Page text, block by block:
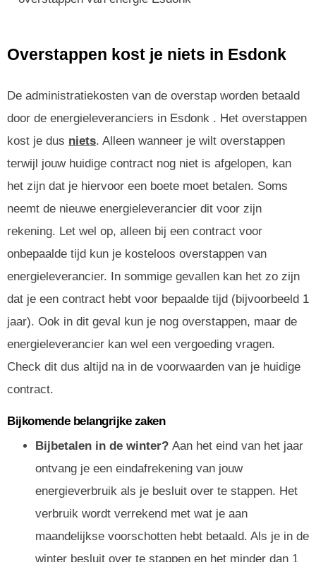
Overstappen kost je niets in Esdonk
De administratiekosten van de overstap worden betaald
door de energieleveranciers in Esdonk . Het overstappen
kost je dus niets. Alleen wanneer je wilt overstappen
terwijl jouw huidige contract nog niet is afgelopen, kan
het zijn dat je hiervoor een boete moet betalen. Soms
neemt de nieuwe energieleverancier dit voor zijn
rekening. Let wel op, alleen bij een contract voor
onbepaalde tijd kun je kosteloos overstappen van
energieleverancier. In sommige gevallen kan het zo zijn
dat je een contract hebt voor bepaalde tijd (bijvoorbeeld 1
jaar). Ook in dit geval kun je nog overstappen, maar de
energieleverancier kan wel een vergoeding vragen.
Check dit dus altijd na in de voorwaarden van je huidige
contract.
Bijkomende belangrijke zaken
Bijbetalen in de winter? Aan het eind van het jaar
ontvang je een eindafrekening van jouw
energieverbruik als je besluit over te stappen. Het
verbruik wordt verrekend met wat je aan
maandelijkse voorschotten hebt betaald. Als je in de
winter besluit over te stappen en het minder dan 1